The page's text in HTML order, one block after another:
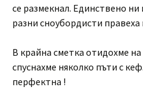
се размекнал. Единствено
разни сноубордисти
В крайна сметка отидохме
спуснахме няколко пъти с
перфектна !